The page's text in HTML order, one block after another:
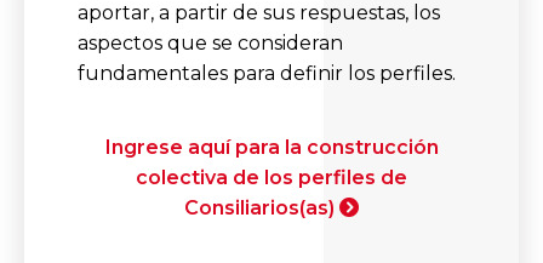
aportar, a partir de sus respuestas, los
aspectos que se consideran
fundamentales para definir los perfiles.
Ingrese aquí para la construcción
colectiva de los perfiles de
Consiliarios(as)